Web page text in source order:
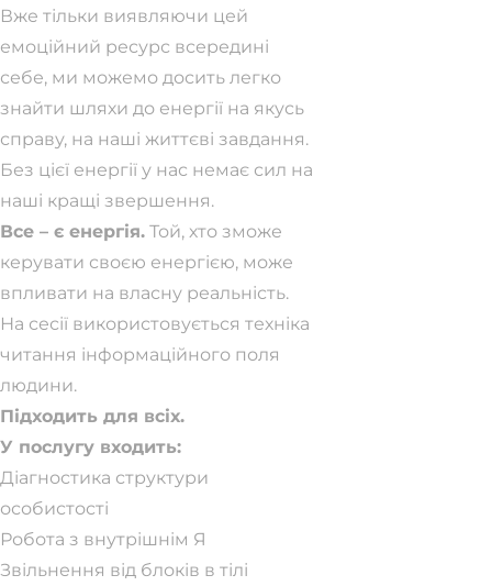
Вже тільки виявляючи цей
емоційний ресурс всередині
себе, ми можемо досить легко
знайти шляхи до енергії на якусь
справу, на наші життєві завдання.
Без цієї енергії у нас немає сил на
наші кращі звершення.
Все – є енергія. Той, хто зможе
керувати своєю енергією, може
впливати на власну реальність.
На сесії використовується техніка
читання інформаційного поля
людини.
Підходить для всіх.
У послугу входить:
Діагностика структури
особистості
Робота з внутрішнім Я
Звільнення від блоків в тілі